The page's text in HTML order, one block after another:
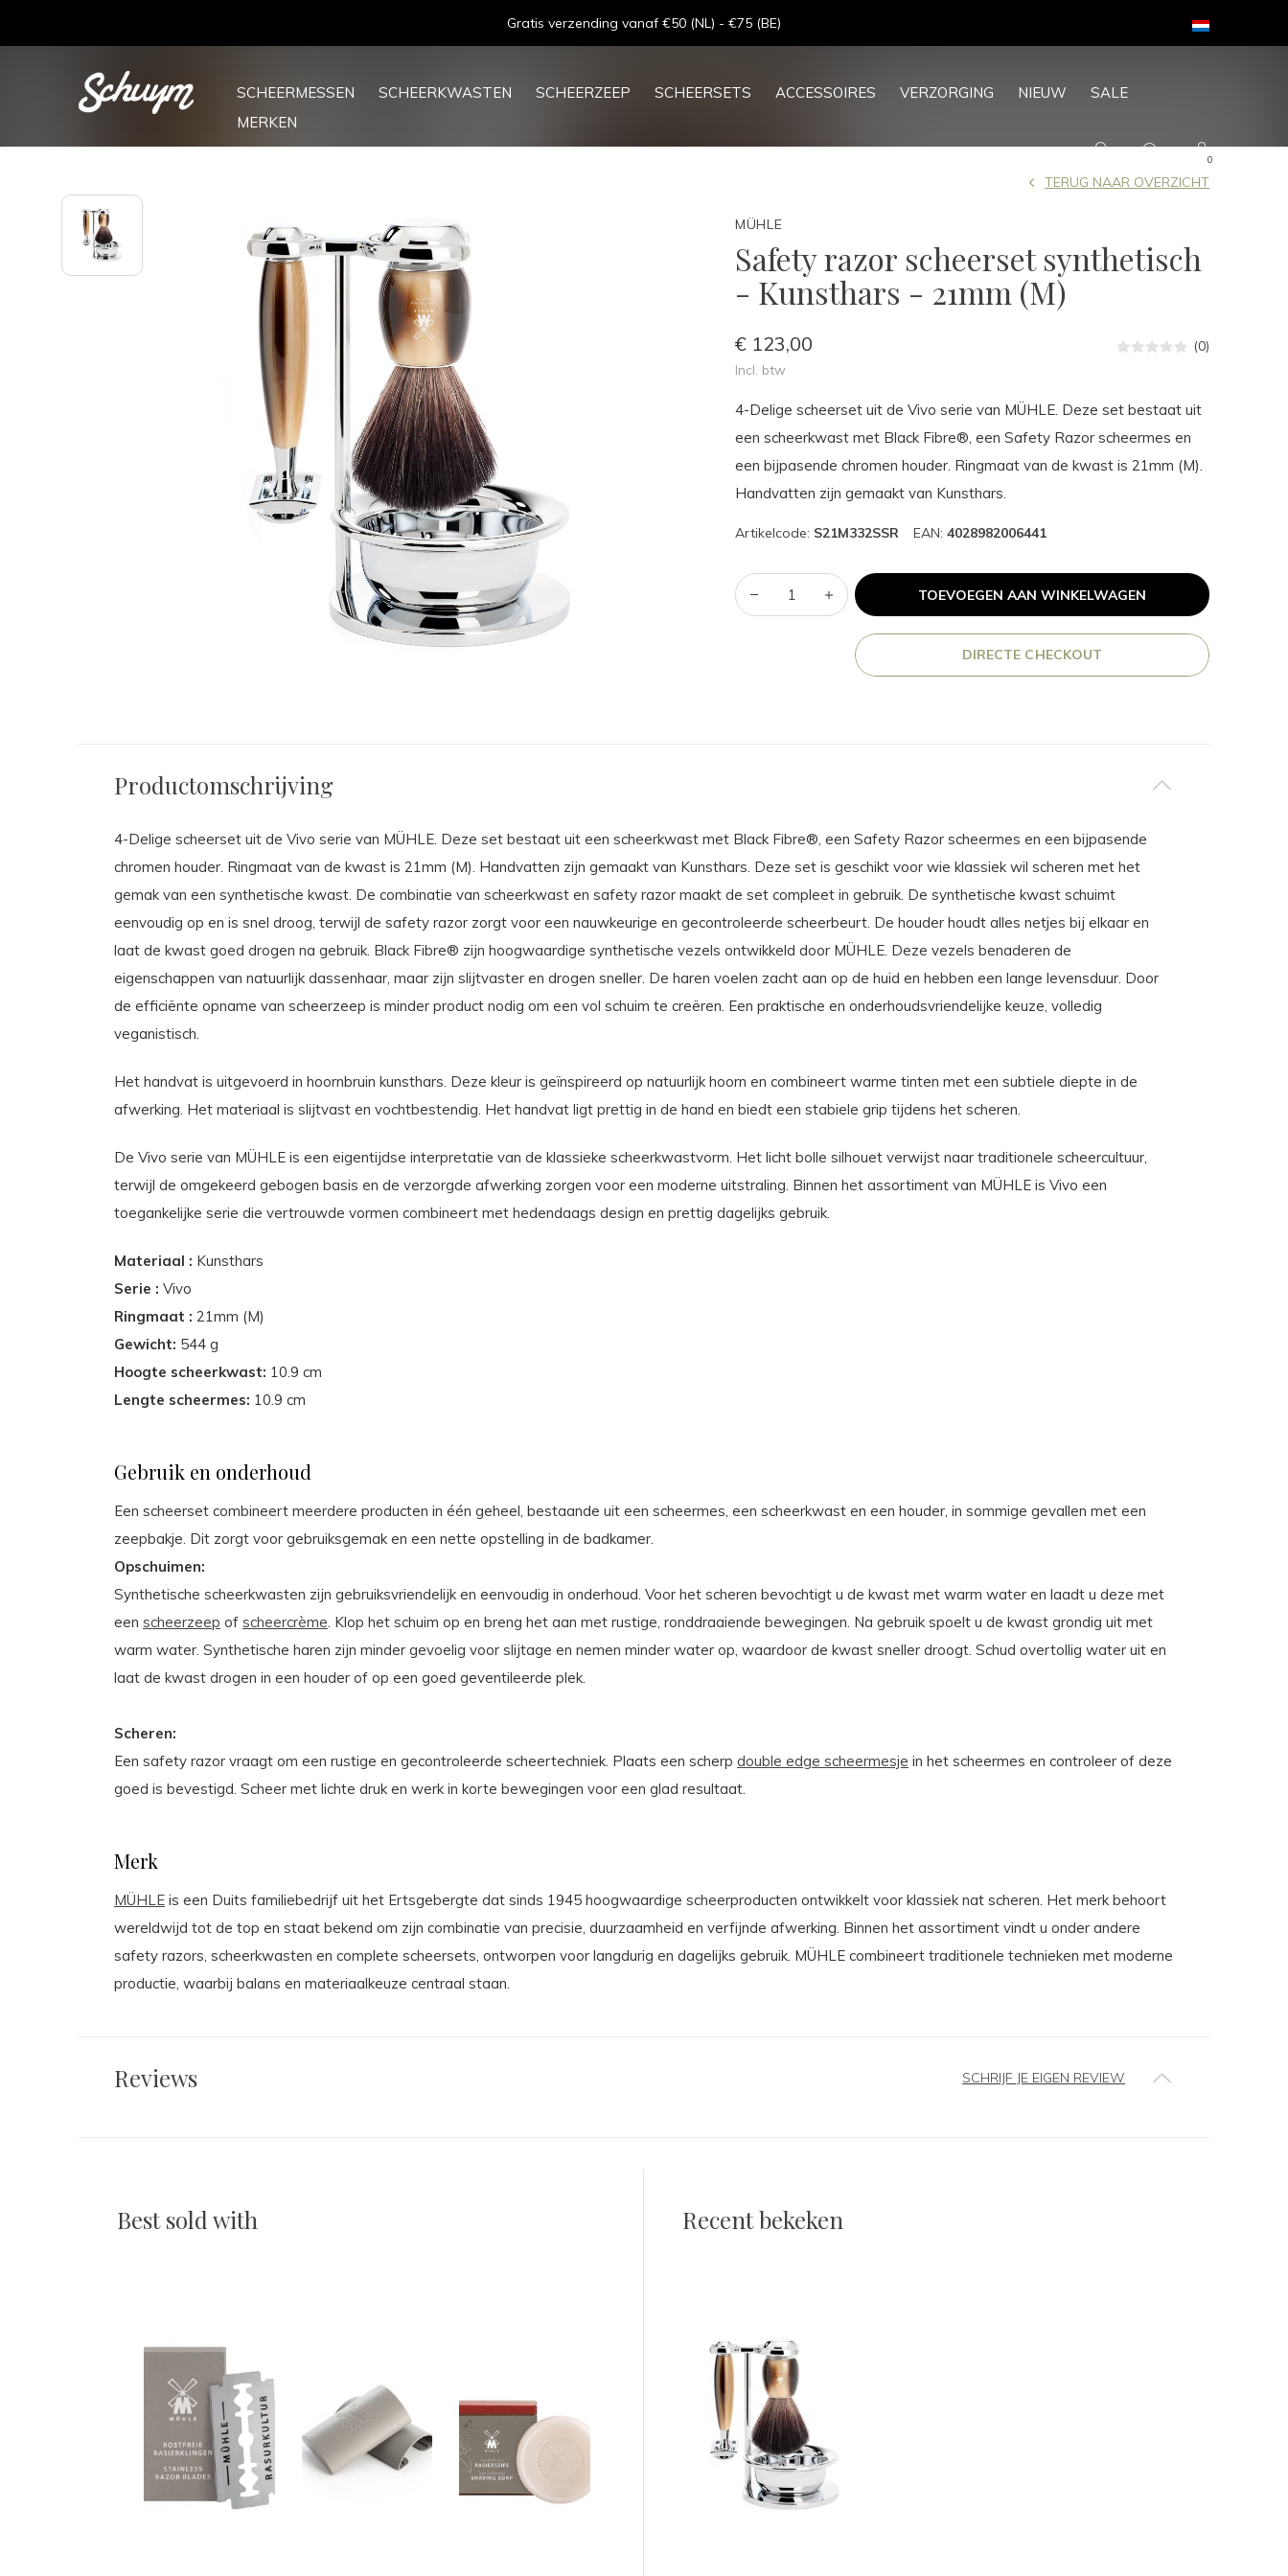
SCHEERMESSEN SCHEERKWASTEN SCHEERZEEP SCHEERSETS ACCESSOIRES VERZORGING NIEUW
SALE
MERKEN
0
Goede service - ★★★★★ - Sinds 2013
MÜHLE
Safety razor scheerset synthetisch
- Kunsthars - 21mm (M)
TERUG NAAR OVERZICHT
€ 123,00
Incl. btw
(0)
4-Delige scheerset uit de Vivo serie van MÜHLE. Deze set bestaat uit
een scheerkwast met Black Fibre®, een Safety Razor scheermes en
een bijpasende chromen houder. Ringmaat van de kwast is 21mm (M).
Handvatten zijn gemaakt van Kunsthars.
Artikelcode: S21M332SSR EAN: 4028982006441
TOEVOEGEN AAN WINKELWAGEN
DIRECTE CHECKOUT
Productomschrijving
4-Delige scheerset uit de Vivo serie van MÜHLE. Deze set bestaat uit een scheerkwast met Black Fibre®, een Safety Razor scheermes en een bijpasende
chromen houder. Ringmaat van de kwast is 21mm (M). Handvatten zijn gemaakt van Kunsthars. Deze set is geschikt voor wie klassiek wil scheren met het
gemak van een synthetische kwast. De combinatie van scheerkwast en safety razor maakt de set compleet in gebruik. De synthetische kwast schuimt
eenvoudig op en is snel droog, terwijl de safety razor zorgt voor een nauwkeurige en gecontroleerde scheerbeurt. De houder houdt alles netjes bij elkaar en
laat de kwast goed drogen na gebruik. Black Fibre® zijn hoogwaardige synthetische vezels ontwikkeld door MÜHLE. Deze vezels benaderen de
eigenschappen van natuurlijk dassenhaar, maar zijn slijtvaster en drogen sneller. De haren voelen zacht aan op de huid en hebben een lange levensduur. Door
de efficiënte opname van scheerzeep is minder product nodig om een vol schuim te creëren. Een praktische en onderhoudsvriendelijke keuze, volledig
veganistisch.
Het handvat is uitgevoerd in hoornbruin kunsthars. Deze kleur is geïnspireerd op natuurlijk hoorn en combineert warme tinten met een subtiele diepte in de
afwerking. Het materiaal is slijtvast en vochtbestendig. Het handvat ligt prettig in de hand en biedt een stabiele grip tijdens het scheren.
De Vivo serie van MÜHLE is een eigentijdse interpretatie van de klassieke scheerkwastvorm. Het licht bolle silhouet verwijst naar traditionele scheercultuur,
terwijl de omgekeerd gebogen basis en de verzorgde afwerking zorgen voor een moderne uitstraling. Binnen het assortiment van MÜHLE is Vivo een
toegankelijke serie die vertrouwde vormen combineert met hedendaags design en prettig dagelijks gebruik.
Materiaal : Kunsthars
Serie : Vivo
Ringmaat : 21mm (M)
Gewicht: 544 g
Hoogte scheerkwast: 10.9 cm
Lengte scheermes: 10.9 cm
Gebruik en onderhoud
Een scheerset combineert meerdere producten in één geheel, bestaande uit een scheermes, een scheerkwast en een houder, in sommige gevallen met een
zeepbakje. Dit zorgt voor gebruiksgemak en een nette opstelling in de badkamer.
Opschuimen:
Synthetische scheerkwasten zijn gebruiksvriendelijk en eenvoudig in onderhoud. Voor het scheren bevochtigt u de kwast met warm water en laadt u deze met
een scheerzeep of scheercrème. Klop het schuim op en breng het aan met rustige, ronddraaiende bewegingen. Na gebruik spoelt u de kwast grondig uit met
warm water. Synthetische haren zijn minder gevoelig voor slijtage en nemen minder water op, waardoor de kwast sneller droogt. Schud overtollig water uit en
laat de kwast drogen in een houder of op een goed geventileerde plek.
Scheren:
Een safety razor vraagt om een rustige en gecontroleerde scheertechniek. Plaats een scherp double edge scheermesje in het scheermes en controleer of deze
goed is bevestigd. Scheer met lichte druk en werk in korte bewegingen voor een glad resultaat.
Merk
MÜHLE is een Duits familiebedrijf uit het Ertsgebergte dat sinds 1945 hoogwaardige scheerproducten ontwikkelt voor klassiek nat scheren. Het merk behoort
wereldwijd tot de top en staat bekend om zijn combinatie van precisie, duurzaamheid en verfijnde afwerking. Binnen het assortiment vindt u onder andere
safety razors, scheerkwasten en complete scheersets, ontworpen voor langdurig en dagelijks gebruik. MÜHLE combineert traditionele technieken met moderne
productie, waarbij balans en materiaalkeuze centraal staan.
Reviews SCHRIJF JE EIGEN REVIEW
Best sold with Recent bekeken